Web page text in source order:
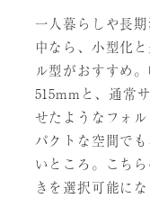
一人暮らしや長
中なら、小型化
ル型がおすすめ
515mmと、通常
せたようなフォ
パクトな空間で
いところ。こち
きを選択可能にな